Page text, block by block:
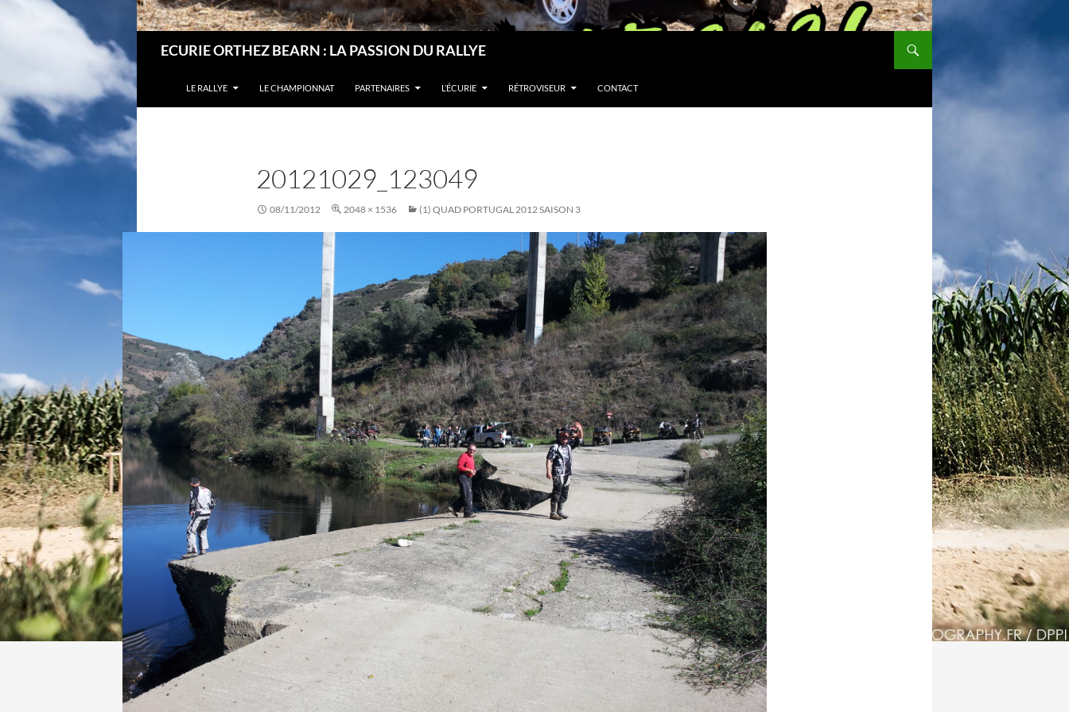
ECURIE ORTHEZ BEARN : LA PASSION DU RALLYE
LE RALLYE LE CHAMPIONNAT PARTENAIRES L’ÉCURIE RÉTROVISEUR CONTACT
20121029_123049
08/11/2012 2048 × 1536 (1) QUAD PORTUGAL 2012 SAISON 3